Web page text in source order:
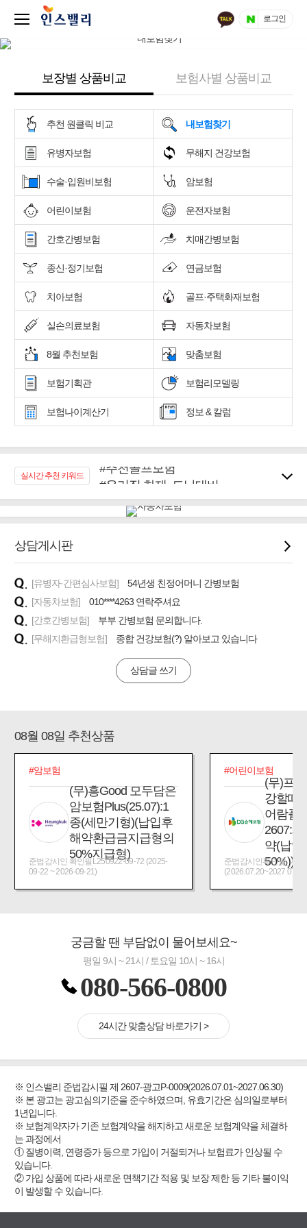
로그인
보장별 상품비교 보험사별 상품비교
추천 원클릭 비교 내보험찾기
유병자보험 무해지 건강보험
수술·입원비보험 암보험
어린이보험 운전자보험
간호간병보험 치매간병보험
종신·정기보험 연금보험
치아보험 골프·주택화재보험
실손의료보험 자동차보험
8월 추천보험 맞춤보험
보험기획관 보험리모델링
보험나이계산기 정보 & 칼럼
실시간 추천 키워드
#우리집 화재, 도난대비
#임플란트, 치아치료보장
#무해지 건강보험
#바뀌기전에 4세대 가입
상담게시판
[유병자·간편심사보험]
54년생 친정어머니 간병보험
[자동차보험]
010****4263 연락주셔요
[간호간병보험]
부부 간병보험 문의합니다.
[무해지환급형보험]
종합 건강보험(?) 알아보고 있습니다
상담글 쓰기
08월 08일 추천상품
#암보험
(무)흥Good 모두담은
암보험Plus(25.07):1
종(세만기형)(납입후
해약환급금지급형의
50%지급형)
준법감시인 확인필L250922-09-72 (2025-
09-22 ~ 2026-09-21)
#어린이보험
(무)프
강할때
어람플
2607:
약(납입
50%))
준법감시인확인필_제
궁금할 땐 부담없이 물어보세요~
평일 9시 ~ 21시 / 토요일 10시 ~ 16시
080-566-0800
24시간 맞춤상담 바로가기 >
※ 인스밸리 준법감시필 제 2607-광고P-0009(2026.07.01~2027.06.30)
※ 본 광고는 광고심의기준을 준수하였으며, 유효기간은 심의일로부터
1년입니다.
※ 보험계약자가 기존 보험계약을 해지하고 새로운 보험계약을 체결하
는 과정에서
① 질병이력, 연령증가 등으로 가입이 거절되거나 보험료가 인상될 수
있습니다.
② 가입 상품에 따라 새로운 면책기간 적용 및 보장 제한 등 기타 불이익
이 발생할 수 있습니다.